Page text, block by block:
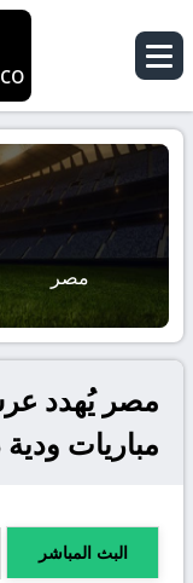
مصر
مصر يُهدد
مباريات ودية
البث المباشر